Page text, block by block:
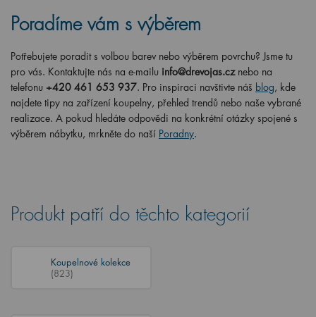
Poradíme vám s výběrem
Potřebujete poradit s volbou barev nebo výběrem povrchu? Jsme tu
pro vás. Kontaktujte nás na e-mailu info@drevojas.cz nebo na
telefonu +420 461 653 937. Pro inspiraci navštivte náš blog, kde
najdete tipy na zařízení koupelny, přehled trendů nebo naše vybrané
realizace. A pokud hledáte odpovědi na konkrétní otázky spojené s
výběrem nábytku, mrkněte do naší Poradny.
Produkt patří do těchto kategorií
Koupelnové kolekce
(823)